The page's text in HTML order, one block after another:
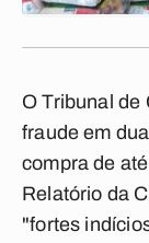
O Tribunal de
fraude em
compra de
Relatório da
"fortes